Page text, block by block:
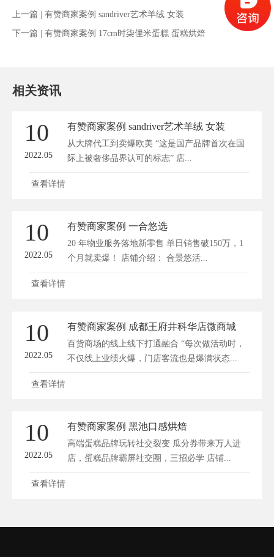
上一篇 | 有赞商家案例 sandriver艺术羊绒 女装
下一篇 | 有赞商家案例 17cm时柒俚米蛋糕 蛋糕烘焙
相关资讯
10
2022.05
有赞商家案例 sandriver艺术羊绒 女装
从大牌代工到卖爆欧美 “这是国产品牌首次在国
际上被奢侈品界认可的标志” 店...
查看详情
10
2022.05
有赞商家案例 一合悠选
20 年物业服务落地新零售 单日销售破150万，1
个月就卖爆！ 店铺介绍： 合景悠活...
查看详情
10
2022.05
有赞商家案例 成都王府井科华店微商城
百货商场的线上线下打通融合 “每次做活动时，
不仅线上业绩火爆，门店客流也是爆满状态...
查看详情
10
2022.05
有赞商家案例 黑池口感烘焙
高端蛋糕品牌玩转社交裂变 瓜分券带来万人进
店，蛋糕品牌霸屏社交圈，三招必学 店铺...
查看详情